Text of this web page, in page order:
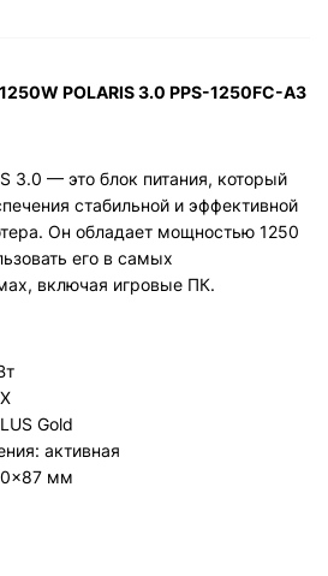
POLARIS 3.0 PPS-1250FC-A3
3.0 — это блок питания, который
стабильной и эффективной
Он обладает мощностью 1250
его в самых
включая игровые ПК.
Gold
активная
мм